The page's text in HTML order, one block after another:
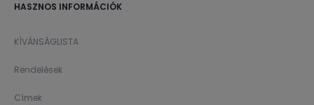
HASZNOS INFORMÁCIÓK
KÍVÁNSÁGLISTA
Rendelések
Címek